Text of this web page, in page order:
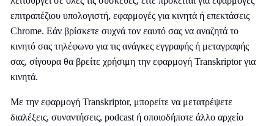
επιτραπέζιου υπολογιστή, εφαρμογές για κινητά ή επεκτάσεις
Chrome. Εάν βρίσκετε συχνά τον εαυτό σας να αναζητά το
κινητό σας τηλέφωνο για τις ανάγκες εγγραφής ή μεταγραφής
σας, σίγουρα θα βρείτε χρήσιμη την εφαρμογή Transkriptor για
κινητά.
Με την εφαρμογή Transkriptor, μπορείτε να μετατρέψετε
διαλέξεις, συναντήσεις, podcast ή οποιοδήποτε άλλο αρχείο